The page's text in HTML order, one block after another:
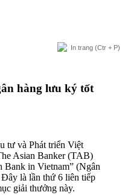
In trang (Ctr + P)
hàng lưu ký tốt
tư và Phát triển Việt
Asian Banker (TAB)
Bank in Vietnam” (Ngân
là lần thứ 6 liên tiếp
giải thưởng này.